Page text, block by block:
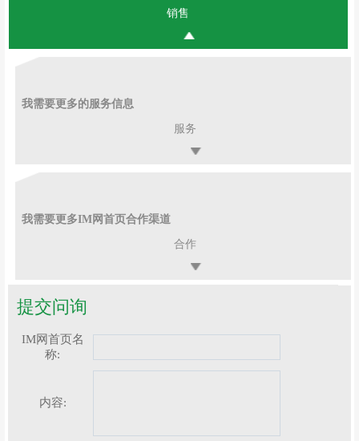
销售
我需要更多的服务信息
服务
我需要更多IM网首页合作渠道
合作
提交问询
IM网首页名
称:
内容: